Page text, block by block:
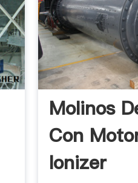
Molinos
Con
Ionizer